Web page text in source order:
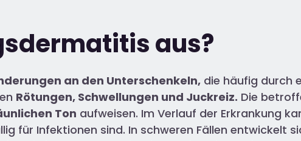
aus?
an den Unterschenkeln, die häufig durch
Rötungen, Schwellungen und Juckreiz. Die
Ton aufweisen. Im Verlauf der Erkrankung
für Infektionen sind. In schweren Fällen entwickelt